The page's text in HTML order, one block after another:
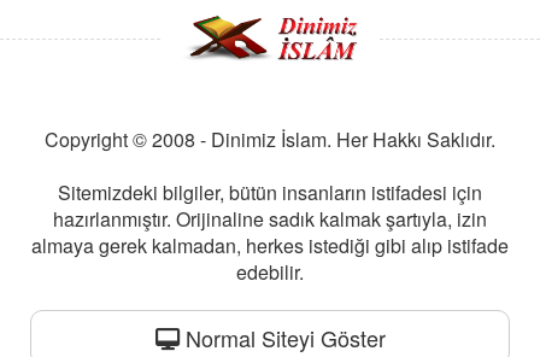
Copyright © 2008 - Dinimiz İslam. Her Hakkı Saklıdır.
Sitemizdeki bilgiler, bütün insanların istifadesi için
hazırlanmıştır. Orijinaline sadık kalmak şartıyla, izin
almaya gerek kalmadan, herkes istediği gibi alıp istifade
edebilir.
Normal Siteyi Göster